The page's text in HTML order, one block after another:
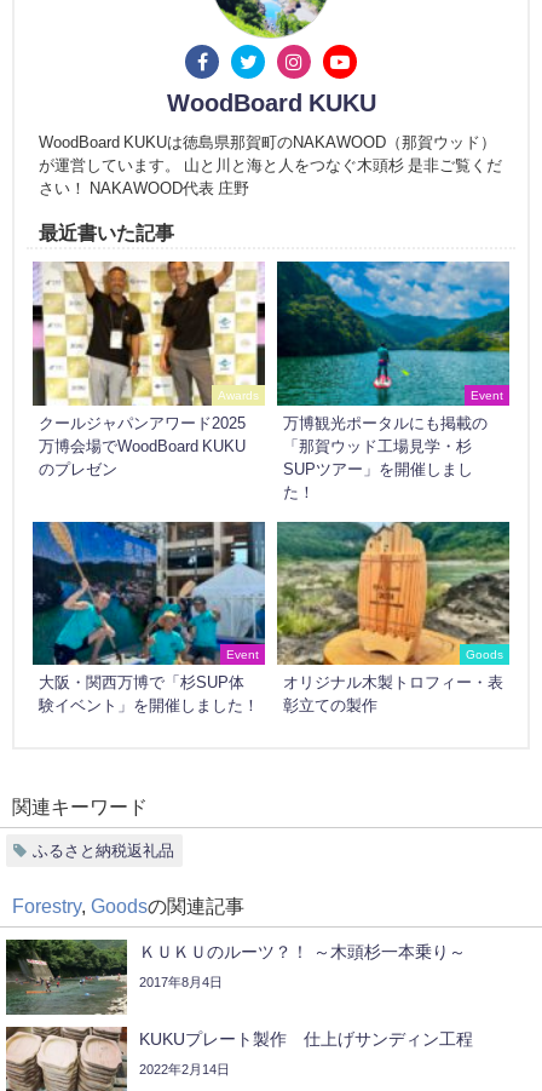
WoodBoard KUKU
WoodBoard KUKUは徳島県那賀町のNAKAWOOD（那賀ウッド）
が運営しています。 山と川と海と人をつなぐ木頭杉 是非ご覧くだ
さい！ NAKAWOOD代表 庄野
最近書いた記事
Awards
クールジャパンアワード2025
万博会場でWoodBoard KUKU
のプレゼン
Event
万博観光ポータルにも掲載の
「那賀ウッド工場見学・杉
SUPツアー」を開催しまし
た！
Event
大阪・関西万博で「杉SUP体
験イベント」を開催しました！
Goods
オリジナル木製トロフィー・表
彰立ての製作
関連キーワード
ふるさと納税返礼品
Forestry, Goodsの関連記事
ＫＵＫＵのルーツ？！ ～木頭杉一本乗り～
2017年8月4日
KUKUプレート製作 仕上げサンディン工程
2022年2月14日